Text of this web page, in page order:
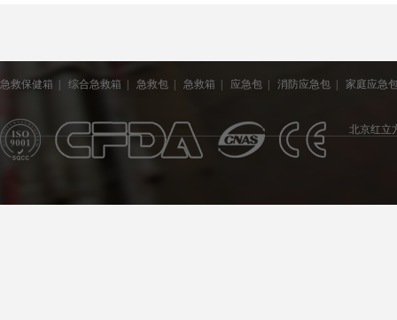
急救保健箱 综合急救箱 急救包 急救箱 应急包 消防应急包 家庭应急
北京红立